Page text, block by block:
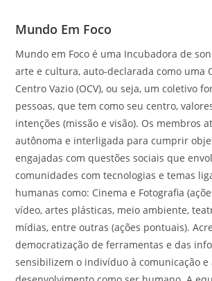
Mundo Em Foco
Mundo em Foco é uma Incubadora de
arte e cultura, auto-declarada como uma
Centro Vazio (OCV), ou seja, um coletivo
pessoas, que tem como seu centro,
intenções (missão e visão). Os membros
autônoma e interligada para cumprir
engajadas com questões sociais que
comunidades com tecnologias e temas
humanas como: Cinema e Fotografia
vídeo, artes plásticas, meio ambiente,
mídias, entre outras (ações pontuais).
democratização de ferramentas e das
sensibilizem o indivíduo à comunicação e